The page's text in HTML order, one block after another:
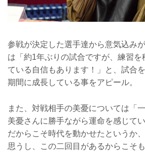
参戦が決定した選手達から意気込み
は「約1年ぶりの試合ですが、練習を
ている自信もあります！」と、試合
期間に成長している事をアピール。
また、対戦相手の美憂については「
美憂さんに勝手ながら運命を感じて
だからこそ時代を動かせたというか
思うし、この二回目があるからこそ